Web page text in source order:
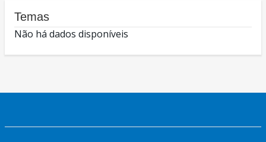
Temas
Não há dados disponíveis